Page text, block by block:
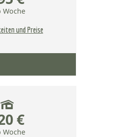
Woche
und Preise
€
Woche